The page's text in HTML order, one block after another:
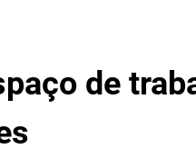
de